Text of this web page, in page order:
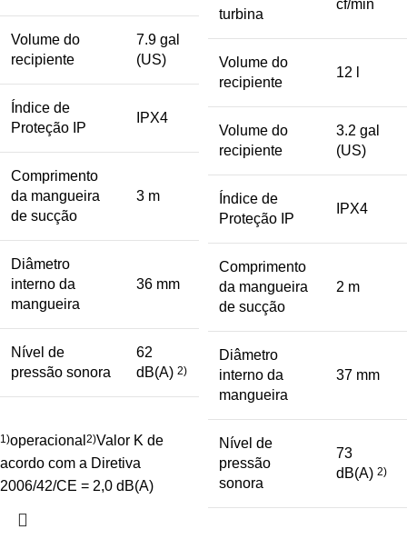
Volume do
recipiente
7.9 gal
(US)
Índice de
Proteção IP
IPX4
Comprimento
da mangueira
de sucção
3 m
Diâmetro
interno da
mangueira
36 mm
Nível de
pressão sonora
62
dB(A) 2)
1)operacional 2)Valor K de
acordo com a Diretiva
2006/42/CE = 2,0 dB(A)
turbina
cf/min
Volume do
recipiente
12 l
Volume do
recipiente
3.2 gal
(US)
Índice de
Proteção IP
IPX4
Comprimento
da mangueira
de sucção
2 m
Diâmetro
interno da
mangueira
37 mm
Nível de
pressão
sonora
73
dB(A) 2)